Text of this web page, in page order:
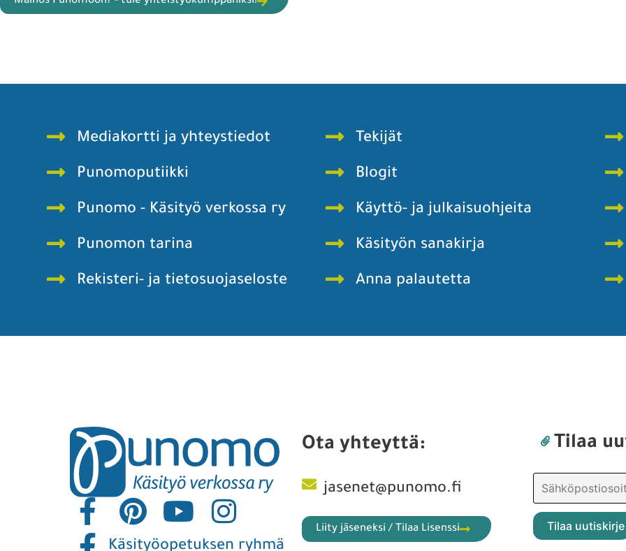
Mediakortti ja yhteystiedot
Punomoputiikki
Punomo - Käsityö verkossa ry
Punomon tarina
Rekisteri- ja tietosuojaseloste
Tekijät
Blogit
Käyttö- ja julkaisuohjeita
Käsityön sanakirja
Anna palautetta
Käsityöopetuksen ryhmä
Ota yhteyttä:
jasenet@punomo.fi
Liity jäseneksi / Tilaa Lisenssi
Tilaa